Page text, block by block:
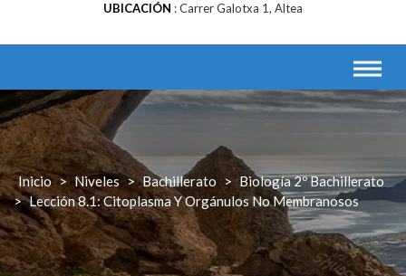
UBICACIÓN
Carrer Galotxa 1, Altea
Inicio > Niveles > Bachillerato > Biología 2º Bachillerato
> Lección 8.1: Citoplasma Y Orgánulos No Membranosos